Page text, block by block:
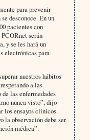
para prevenir
desconoce. En un
pacientes con
serán
y se les hará un
electrónicas para
nuestros hábitos
a las
las enfermedades
nunca visto”, dijo
los ensayos clínicos.
la observación debe ser
médica”.